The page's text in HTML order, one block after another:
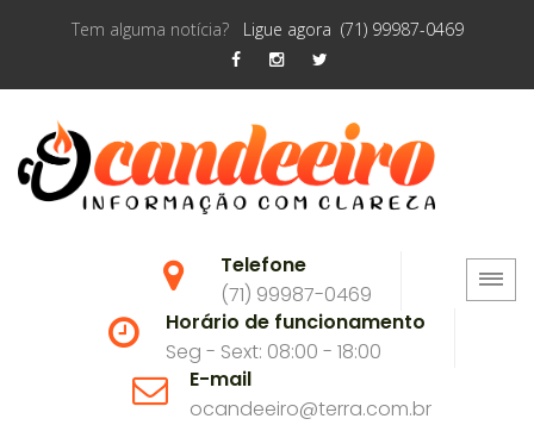
Tem alguma notícia? Ligue agora (71) 99987-0469
Telefone
(71) 99987-0469
Horário de funcionamento
Seg - Sext: 08:00 - 18:00
E-mail
ocandeeiro@terra.com.br